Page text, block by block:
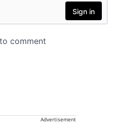
Advertisement